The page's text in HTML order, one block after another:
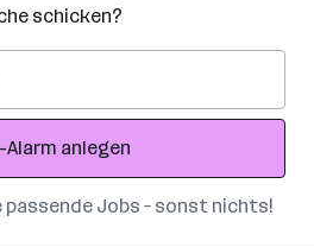
schicken?
Alarm anlegen
passende Jobs – sonst nichts!